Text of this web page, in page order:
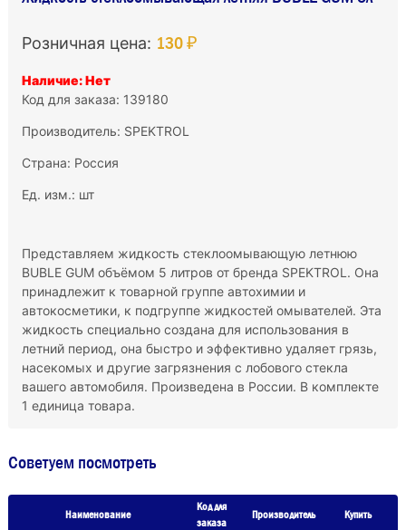
Розничная цена: 130 ₽
Наличие: Нет
Код для заказа: 139180
Производитель: SPEKTROL
Страна: Россия
Ед. изм.: шт
Представляем жидкость стеклоомывающую летнюю
BUBLE GUM объёмом 5 литров от бренда SPEKTROL. Она
принадлежит к товарной группе автохимии и
автокосметики, к подгруппе жидкостей омывателей. Эта
жидкость специально создана для использования в
летний период, она быстро и эффективно удаляет грязь,
насекомых и другие загрязнения с лобового стекла
вашего автомобиля. Произведена в России. В комплекте
1 единица товара.
Советуем посмотреть
Наименование
Код для
заказа
Производитель Купить